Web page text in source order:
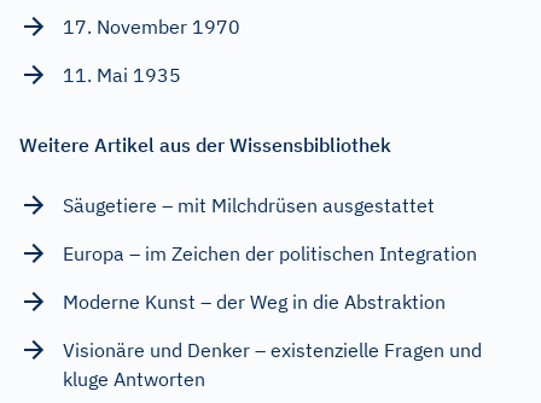
17. November 1970
11. Mai 1935
Weitere Artikel aus der Wissensbibliothek
Säugetiere – mit Milchdrüsen ausgestattet
Europa – im Zeichen der politischen Integration
Moderne Kunst – der Weg in die Abstraktion
Visionäre und Denker – existenzielle Fragen und
kluge Antworten